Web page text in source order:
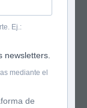
Ej.:
newsletters.
mediante el
de